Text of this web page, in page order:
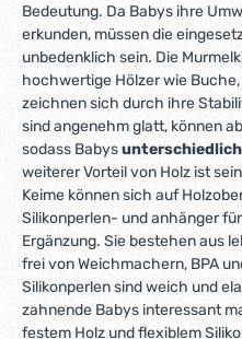
Bedeutung. Da Babys ihre
erkunden, müssen die
unbedenklich sein. Die
hochwertige Hölzer wie
zeichnen sich durch ihre
sind angenehm glatt, können
sodass Babys
weiterer Vorteil von Holz ist
Keime können sich auf
Silikonperlen- und anhänger
Ergänzung. Sie bestehen aus
frei von Weichmachern, BPA
Silikonperlen sind weich und
zahnende Babys interessant
festem Holz und flexiblem